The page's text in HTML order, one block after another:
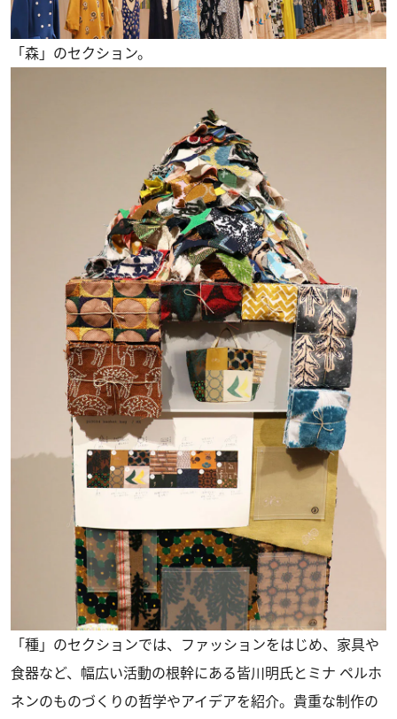
「森」のセクション。
「種」のセクションでは、ファッションをはじめ、家具や
食器など、幅広い活動の根幹にある皆川明氏とミナ ペルホ
ネンのものづくりの哲学やアイデアを紹介。貴重な制作の